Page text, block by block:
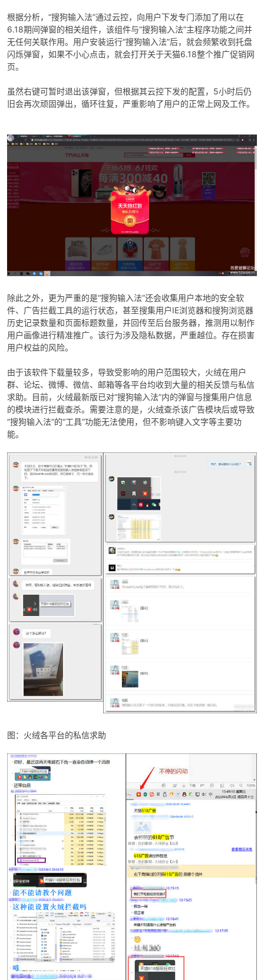
52
po
jie.
cn
根据分析，“搜狗输入法”通过云控，向用户下发专门添加了用以在
6.18期间弹窗的相关组件，该组件与“搜狗输入法”主程序功能之间并
无任何关联作用。用户安装运行“搜狗输入法”后，就会频繁收到托盘
闪烁弹窗，如果不小心点击，就会打开关于天猫6.18整个推广促销网
页。
虽然右键可暂时退出该弹窗，但根据其云控下发的配置，5小时后仍
旧会再次顽固弹出，循环往复，严重影响了用户的正常上网及工作。
除此之外，更为严重的是“搜狗输入法”还会收集用户本地的安全软
件、广告拦截工具的运行状态，甚至搜集用户IE浏览器和搜狗浏览器
历史记录数量和页面标题数量，并回传至后台服务器，推测用以制作
用户画像进行精准推广。该行为涉及隐私数据，严重越位。存在损害
用户权益的风险。
由于该软件下载量较多，导致受影响的用户范围较大，火绒在用户
群、论坛、微博、微信、邮箱等各平台均收到大量的相关反馈与私信
求助。目前，火绒最新版已对“搜狗输入法”内的弹窗与搜集用户信息
的模块进行拦截查杀。需要注意的是，火绒查杀该广告模块后或导致
“搜狗输入法”的“工具”功能无法使用，但不影响键入文字等主要功
能。
图：火绒各平台的私信求助